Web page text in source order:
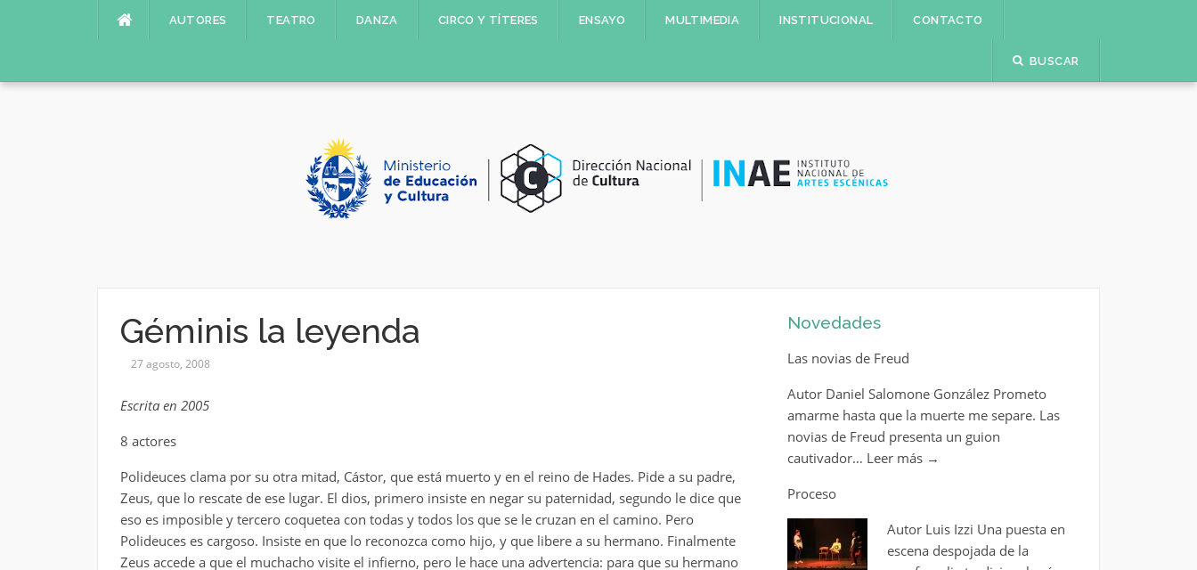
AUTORES TEATRO DANZA CIRCO Y TÍTERES ENSAYO MULTIMEDIA INSTITUCIONAL CONTACTO
BUSCAR
Géminis la leyenda
27 agosto, 2008
Escrita en 2005
8 actores
Polideuces clama por su otra mitad, Cástor, que está muerto y en el reino de Hades. Pide a su padre,
Zeus, que lo rescate de ese lugar. El dios, primero insiste en negar su paternidad, segundo le dice que
eso es imposible y tercero coquetea con todas y todos los que se le cruzan en el camino. Pero
Polideuces es cargoso. Insiste en que lo reconozca como hijo, y que libere a su hermano. Finalmente
Zeus accede a que el muchacho visite el infierno, pero le hace una advertencia: para que su hermano
Novedades
Las novias de Freud
Autor Daniel Salomone González Prometo
amarme hasta que la muerte me separe. Las
novias de Freud presenta un guion
cautivador… Leer más →
Proceso
Autor Luis Izzi Una puesta en
escena despojada de la